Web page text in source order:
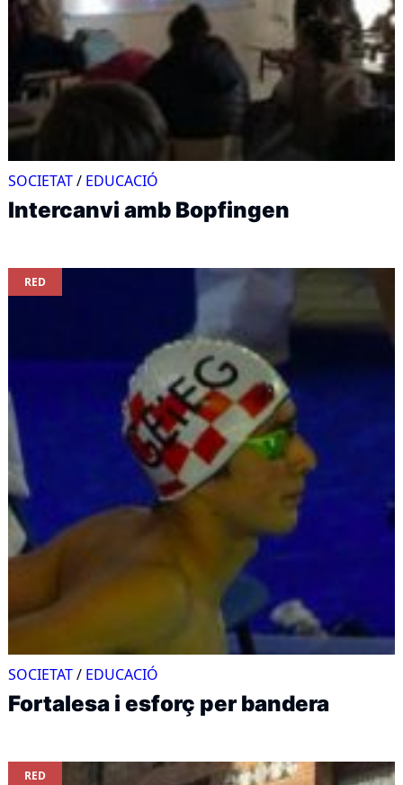
SOCIETAT/ EDUCACIÓ
Intercanvi amb Bopfingen
RED
SOCIETAT/ EDUCACIÓ
Fortalesa i esforç per bandera
RED